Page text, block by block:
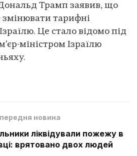
Трамп заявив, що
тарифні
Це стало відомо під
міністром Ізраїлю
новина
ліквідували пожежу в
врятовано двох людей